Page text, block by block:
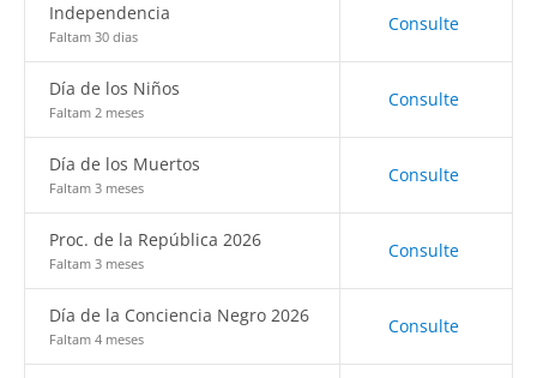
Independencia
Faltam 30 dias
Consulte
Día de los Niños
Faltam 2 meses
Consulte
Día de los Muertos
Faltam 3 meses
Consulte
Proc. de la República 2026
Faltam 3 meses
Consulte
Día de la Conciencia Negro 2026
Faltam 4 meses
Consulte